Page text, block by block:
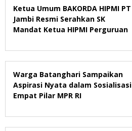
Ketua Umum BAKORDA HIPMI PT
Jambi Resmi Serahkan SK
Mandat Ketua HIPMI Perguruan
Warga Batanghari Sampaikan
Aspirasi Nyata dalam Sosialisasi
Empat Pilar MPR RI